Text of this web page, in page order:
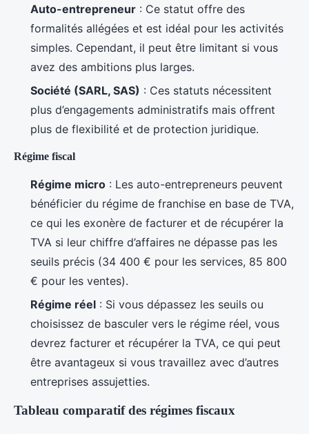
Auto-entrepreneur : Ce statut offre des
formalités allégées et est idéal pour les activités
simples. Cependant, il peut être limitant si vous
avez des ambitions plus larges.
Société (SARL, SAS) : Ces statuts nécessitent
plus d’engagements administratifs mais offrent
plus de flexibilité et de protection juridique.
Régime fiscal
Régime micro : Les auto-entrepreneurs peuvent
bénéficier du régime de franchise en base de TVA,
ce qui les exonère de facturer et de récupérer la
TVA si leur chiffre d’affaires ne dépasse pas les
seuils précis (34 400 € pour les services, 85 800
€ pour les ventes).
Régime réel : Si vous dépassez les seuils ou
choisissez de basculer vers le régime réel, vous
devrez facturer et récupérer la TVA, ce qui peut
être avantageux si vous travaillez avec d’autres
entreprises assujetties.
Tableau comparatif des régimes fiscaux